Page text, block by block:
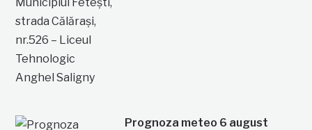
Prognoza meteo 6 august